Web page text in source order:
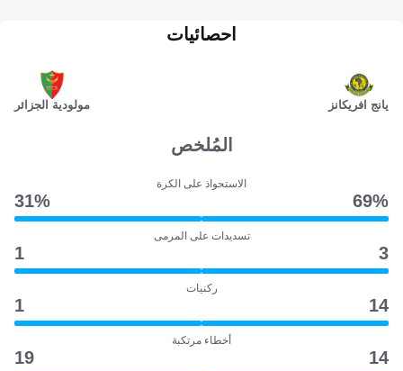
يانج افريكانز
احصائيات
مولودية الجزائر
المُلخص
الاستحواذ على الكرة
69‎%‎
31‎%‎
تسديدات على المرمى
3
1
ركنيات
14
1
أخطاء مرتكبة
14
19